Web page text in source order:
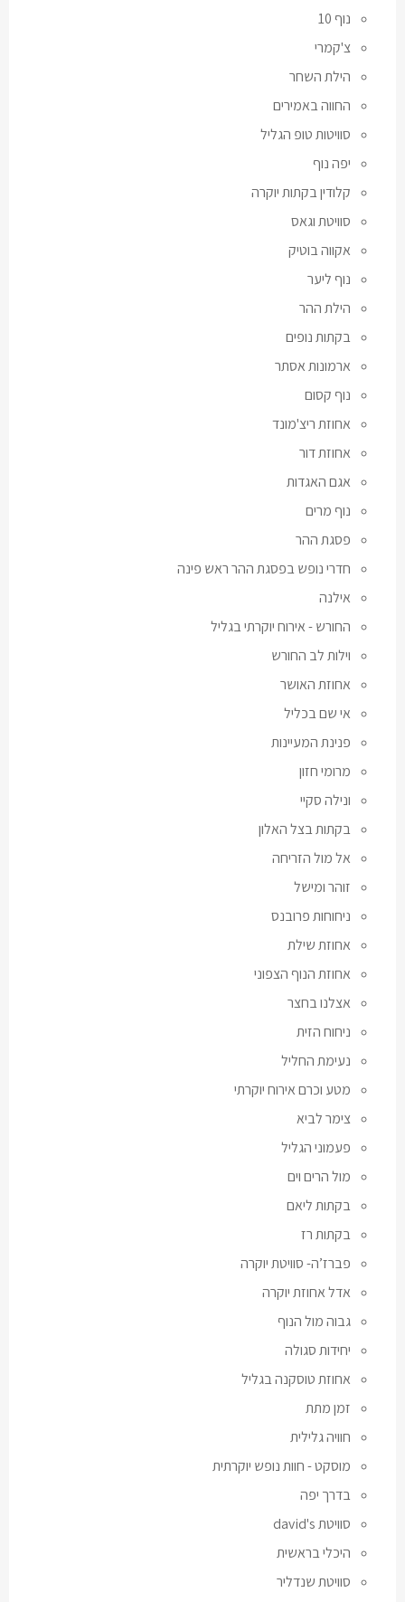
נוף 10
צ'קמרי
הילת השחר
החווה באמירים
סוויטות טופ הגליל
יפה נוף
קלודין בקתות יוקרה
סוויטת וגאס
אקווה בוטיק
נוף ליער
הילת ההר
בקתות נופים
ארמונות אסתר
נוף קסום
אחוזת ריצ'מונד
אחוזת דור
אגם האגדות
נוף מרים
פסגת ההר
חדרי נופש בפסגת ההר ראש פינה
אילנה
החורש - אירוח יוקרתי בגליל
וילות לב החורש
אחוזת האושר
אי שם בכליל
פנינת המעיינות
מרומי חזון
ונילה סקיי
בקתות בצל האלון
אל מול הזריחה
זוהר ומישל
ניחוחות פרובנס
אחוזת שילת
אחוזת הנוף הצפוני
אצלנו בחצר
ניחוח הזית
נעימת החליל
מטע וכרם אירוח יוקרתי
צימר לביא
פעמוני הגליל
מול הרים וים
בקתות ליאם
בקתות רז
פברז’ה- סוויטת יוקרה
אדל אחוזת יוקרה
גבוה מול הנוף
יחידות סגולה
אחוזת טוסקנה בגליל
זמן מתת
חוויה גלילית
מוסקט - חוות נופש יוקרתית
בדרך יפה
סוויטת david's
היכלי בראשית
סוויטת שנדליר